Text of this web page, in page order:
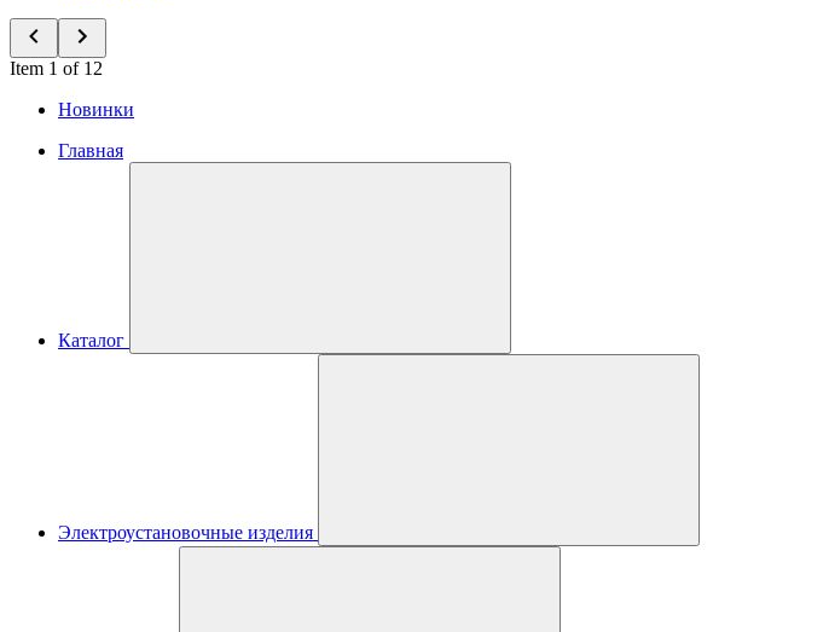
Item 1 of 12
Новинки
Главная
Каталог
Электроустановочные изделия